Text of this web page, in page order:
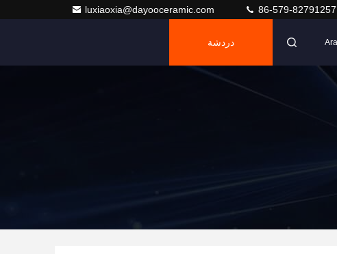
luxiaoxia@dayooceramic.com 86-579-82791257
دردشة